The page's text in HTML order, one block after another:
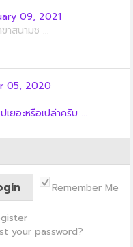
09, 2021
าสนามช ...
05, 2020
ยอะหรือเปล่าครับ ...
Remember Me
your password?